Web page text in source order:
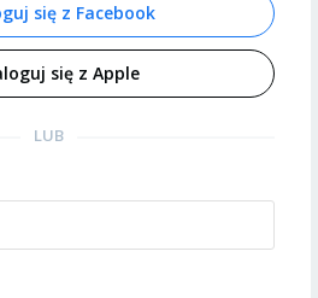
się z Facebook
się z Apple
LUB